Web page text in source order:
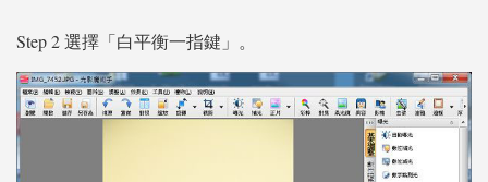
Step 2 選擇「白平衡一指鍵」。